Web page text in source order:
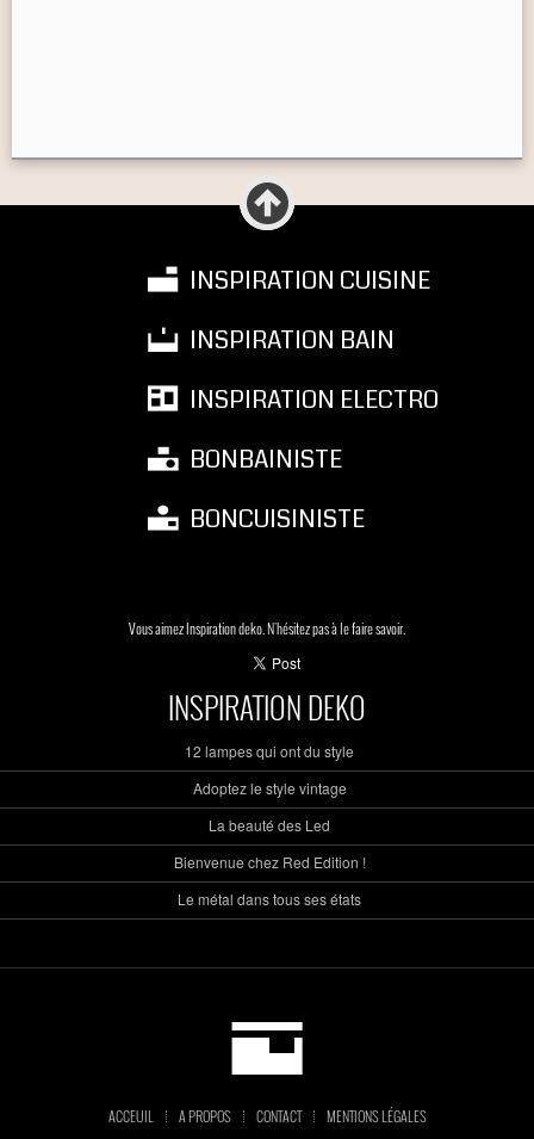
INSPIRATION CUISINE
INSPIRATION BAIN
INSPIRATION ELECTRO
BONBAINISTE
BONCUISINISTE
Vous aimez Inspiration deko. N'hésitez pas à le faire savoir.
INSPIRATION DEKO
12 lampes qui ont du style
Adoptez le style vintage
La beauté des Led
Bienvenue chez Red Edition !
Le métal dans tous ses états
ACCEUIL A PROPOS CONTACT MENTIONS LÉGALES